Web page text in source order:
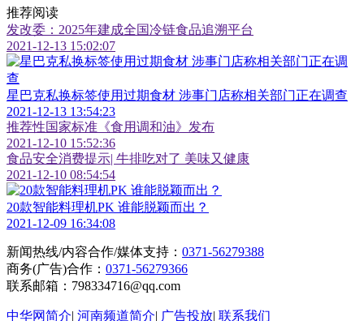
推荐阅读
发改委：2025年建成全国冷链食品追溯平台
2021-12-13 15:02:07
星巴克私换标签使用过期食材 涉事门店称相关部门正在调查
2021-12-13 13:54:23
推荐性国家标准《食用调和油》发布
2021-12-10 15:52:36
食品安全消费提示| 牛排吃对了 美味又健康
2021-12-10 08:54:54
20款智能料理机PK 谁能脱颖而出？
2021-12-09 16:34:08
新闻热线/内容合作/媒体支持： 0371-56279388
商务(广告)合作： 0371-56279366
联系邮箱：798334716@qq.com
中华网简介| 河南频道简介| 广告投放| 联系我们